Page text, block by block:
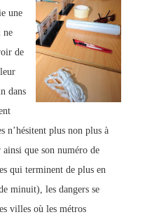
une
ne
de
dans
n’hésitent plus non plus à
que son numéro de
qui terminent de plus en
minuit), les dangers se
villes où les métros